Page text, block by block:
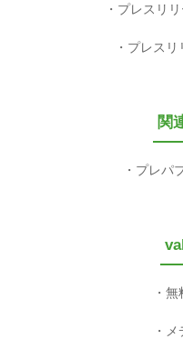
プレスリ
プレスリ
関
プレパ
無